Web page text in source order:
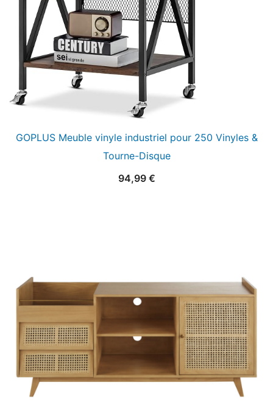
GOPLUS Meuble vinyle industriel pour 250 Vinyles &
Tourne-Disque
94,99 €